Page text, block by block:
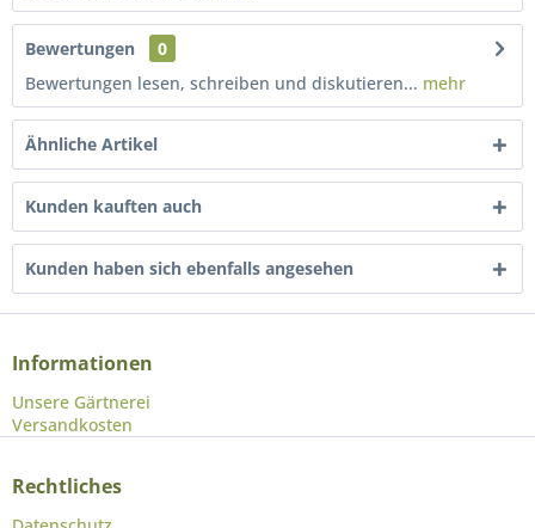
Bewertungen
0
Bewertungen lesen, schreiben und diskutieren... mehr
Ähnliche Artikel
Kunden kauften auch
Kunden haben sich ebenfalls angesehen
Informationen
Unsere Gärtnerei
Versandkosten
Rechtliches